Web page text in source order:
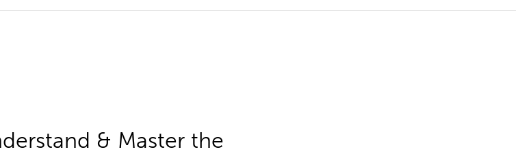
& Master the